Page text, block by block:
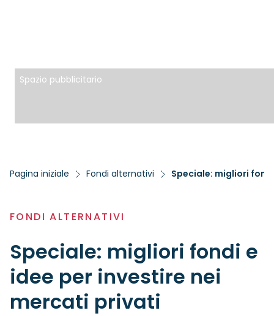
Spazio pubblicitario
Pagina iniziale Fondi alternativi Speciale: migliori
FONDI ALTERNATIVI
Speciale: migliori fondi e
idee per investire nei
mercati privati